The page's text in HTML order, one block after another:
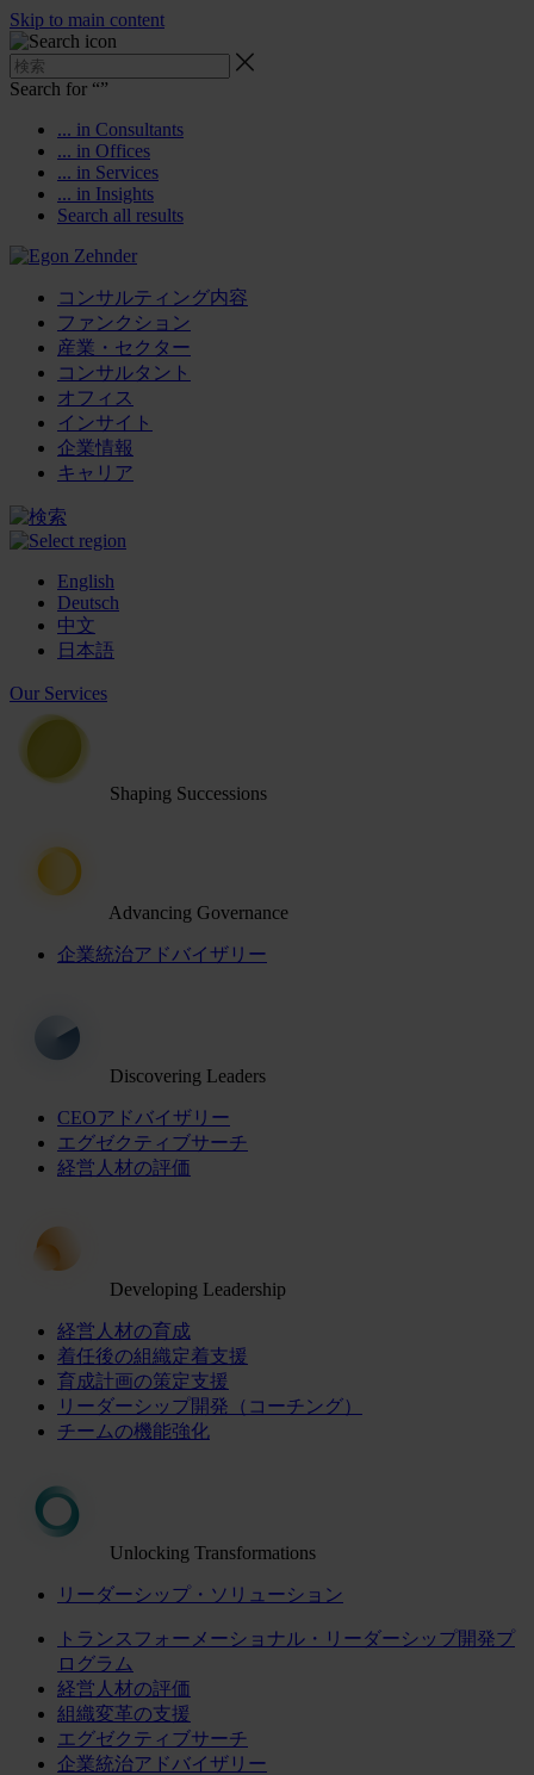
Skip to main content
Search for “”
... in Consultants
... in Offices
... in Services
... in Insights
Search all results
コンサルティング内容
ファンクション
産業・セクター
コンサルタント
オフィス
インサイト
企業情報
キャリア
English
Deutsch
中文
日本語
Our Services
Shaping Successions
Advancing Governance
企業統治アドバイザリー
Discovering Leaders
CEOアドバイザリー
エグゼクティブサーチ
経営人材の評価
Developing Leadership
経営人材の育成
着任後の組織定着支援
育成計画の策定支援
リーダーシップ開発（コーチング）
チームの機能強化
Unlocking Transformations
リーダーシップ・ソリューション
トランスフォーメーショナル・リーダーシップ開発プ
ログラム
経営人材の評価
組織変革の支援
エグゼクティブサーチ
企業統治アドバイザリー